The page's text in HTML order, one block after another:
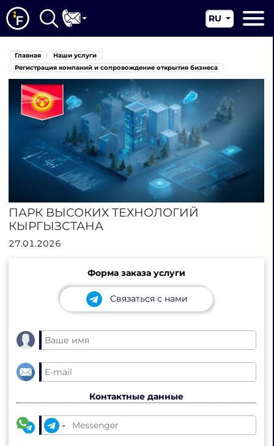
О нас
Наши услуги
Новости
Юрисдикции
Контакты
RU
EN
Главная
Наши услуги
Регистрация компаний и сопровождение открытия бизнеса
ПАРК ВЫСОКИХ ТЕХНОЛОГИЙ
КЫРГЫЗСТАНА
27.01.2026
Форма заказа услуги
Связаться с нами
Контактные данные